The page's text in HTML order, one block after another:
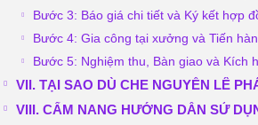
Bước 3: Báo giá chi tiết và Ký kết hợp
Bước 4: Gia công tại xưởng và Tiến
Bước 5: Nghiệm thu, Bàn giao và Kích
VII. TẠI SAO DÙ CHE NGUYỄN LÊ
VIII. CẨM NANG HƯỚNG DẪN SỬ